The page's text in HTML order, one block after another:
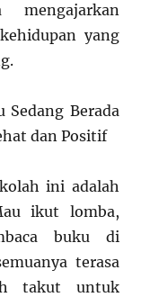
yang
Sedang Berada
dan Positif
ini adalah
ikut lomba,
buku di
terasa
takut untuk